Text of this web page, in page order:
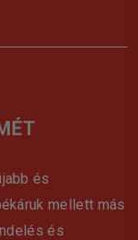
és
mellett más
és